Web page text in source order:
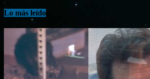
Lo más leído